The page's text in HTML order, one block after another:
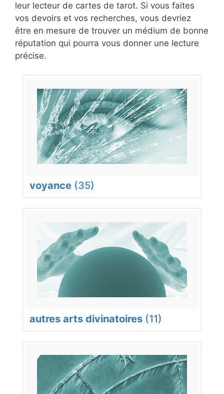
leur lecteur de cartes de tarot. Si vous faites
vos devoirs et vos recherches, vous devriez
être en mesure de trouver un médium de bonne
réputation qui pourra vous donner une lecture
précise.
voyance (35)
autres arts divinatoires (11)